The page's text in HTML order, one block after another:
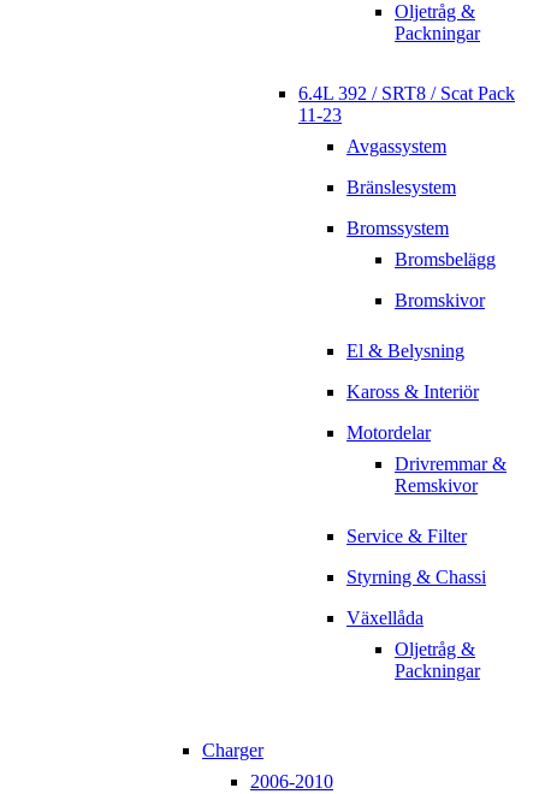
Oljetråg &
Packningar
6.4L 392 / SRT8 / Scat Pack
11-23
Avgassystem
Bränslesystem
Bromssystem
Bromsbelägg
Bromskivor
El & Belysning
Kaross & Interiör
Motordelar
Drivremmar &
Remskivor
Service & Filter
Styrning & Chassi
Växellåda
Oljetråg &
Packningar
Charger
2006-2010